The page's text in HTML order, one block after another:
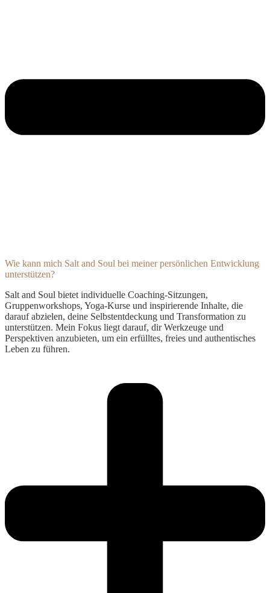
Wie kann mich Salt and Soul bei meiner persönlichen Entwicklung
unterstützen?
Salt and Soul bietet individuelle Coaching-Sitzungen,
Gruppenworkshops, Yoga-Kurse und inspirierende Inhalte, die
darauf abzielen, deine Selbstentdeckung und Transformation zu
unterstützen. Mein Fokus liegt darauf, dir Werkzeuge und
Perspektiven anzubieten, um ein erfülltes, freies und authentisches
Leben zu führen.